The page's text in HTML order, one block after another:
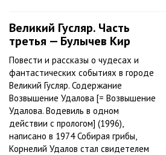
Великий Гусляр. Часть
третья — Булычев Кир
Повести и рассказы о чудесах и
фантастических событиях в городе
Великий Гусляр. Содержание
Возвышение Удалова [= Возвышение
Удалова. Водевиль в одном
действии с прологом] (1996),
написано в 1974 Собирая грибы,
Корнелий Удалов стал свидетелем